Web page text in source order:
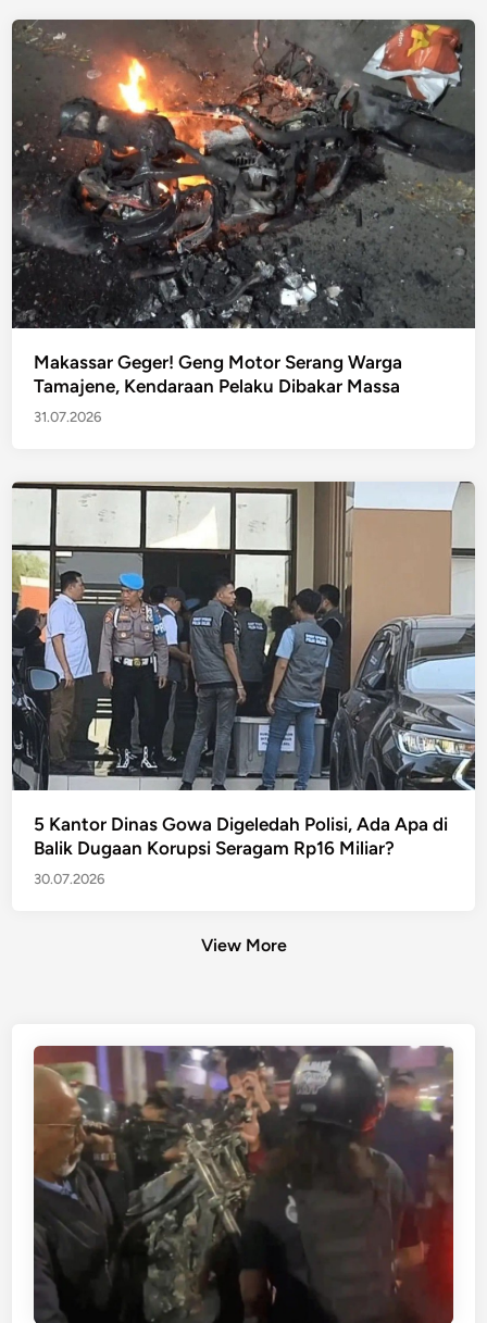
Makassar Geger! Geng Motor Serang Warga
Tamajene, Kendaraan Pelaku Dibakar Massa
31.07.2026
5 Kantor Dinas Gowa Digeledah Polisi, Ada Apa di
Balik Dugaan Korupsi Seragam Rp16 Miliar?
30.07.2026
View More